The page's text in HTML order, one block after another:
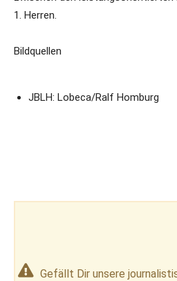
1. Herren.
Bildquellen
JBLH: Lobeca/Ralf Homburg
Gefällt Dir unsere